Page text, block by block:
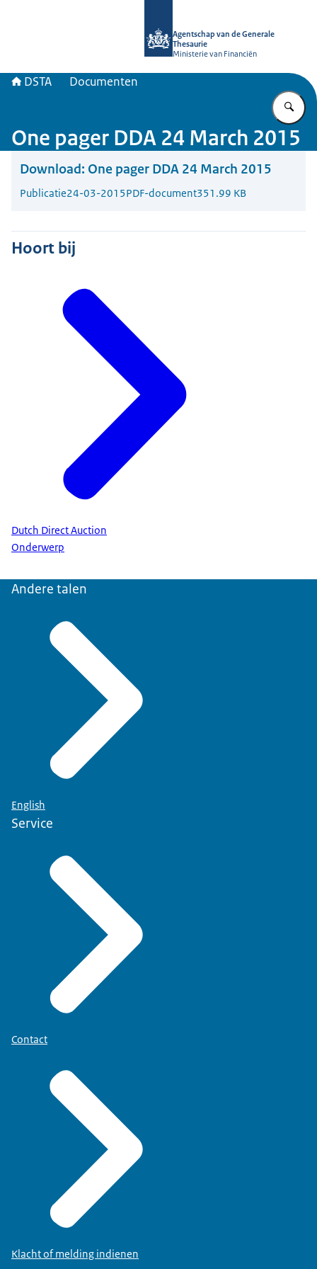
Agentschap van de Generale
Thesaurie
Ministerie van Financiën
DSTA Documenten
One pager DDA 24 March 2015
Download: One pager DDA 24 March 2015
Publicatie24-03-2015PDF-document351.99 KB
Hoort bij
Dutch Direct Auction
Onderwerp
Andere talen
English
Service
Contact
Klacht of melding indienen